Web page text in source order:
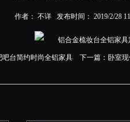
作者： 不详 发布时间： 2019/2/28
吧台简约时尚全铝家具 下一篇： 卧室